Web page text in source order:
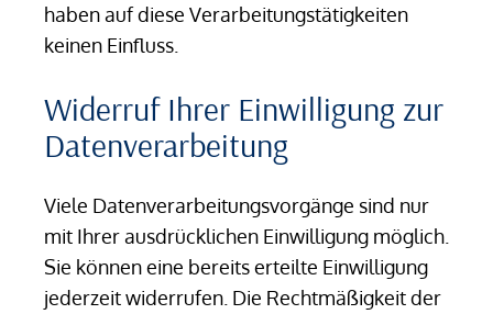
haben auf diese Verarbeitungstätigkeiten
keinen Einfluss.
Widerruf Ihrer Einwilligung zur
Datenverarbeitung
Viele Datenverarbeitungsvorgänge sind nur
mit Ihrer ausdrücklichen Einwilligung möglich.
Sie können eine bereits erteilte Einwilligung
jederzeit widerrufen. Die Rechtmäßigkeit der